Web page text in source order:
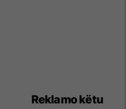
Reklamo këtu